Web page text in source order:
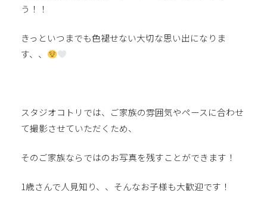
う！！
きっといつまでも色褪せない大切な思い出になりま
す、、
スタジオコトリでは、ご家族の雰囲気やペースに合わせ
て撮影させていただくため、
そのご家族ならではのお写真を残すことができます！
1歳さんで人見知り、、そんなお子様も大歓迎です！